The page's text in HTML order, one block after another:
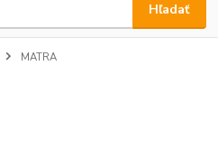
Hľadať
MATRA